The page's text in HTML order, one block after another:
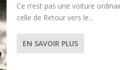
Ce n’est pas une voiture
celle de Retour vers le...
EN SAVOIR PLUS